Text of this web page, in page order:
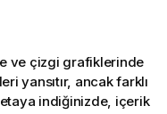
ve çizgi grafiklerinde
yansıtır, ancak farklı
indiğinizde, içerik